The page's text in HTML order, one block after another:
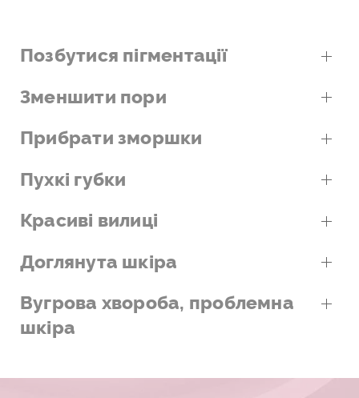
Позбутися пігментації
Зменшити пори
Прибрати зморшки
Пухкі губки
Красиві вилиці
Доглянута шкіра
Вугрова хвороба, проблемна
шкіра